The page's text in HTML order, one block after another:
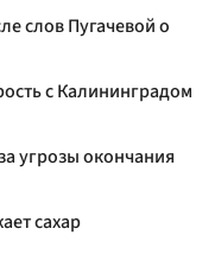
слов Пугачевой о
с Калининградом
угрозы окончания
сахар